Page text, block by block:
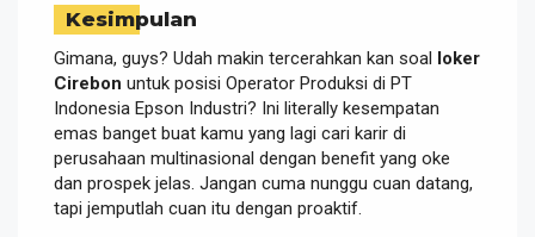
Kesimpulan
Gimana, guys? Udah makin tercerahkan kan soal loker
Cirebon untuk posisi Operator Produksi di PT
Indonesia Epson Industri? Ini literally kesempatan
emas banget buat kamu yang lagi cari karir di
perusahaan multinasional dengan benefit yang oke
dan prospek jelas. Jangan cuma nunggu cuan datang,
tapi jemputlah cuan itu dengan proaktif.